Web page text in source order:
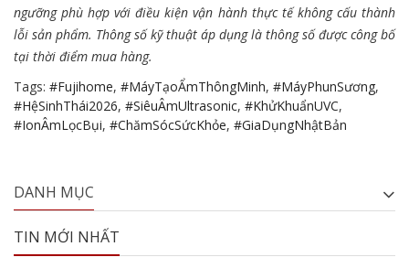
ngưỡng phù hợp với điều kiện vận hành thực tế không cấu thành
lỗi sản phẩm. Thông số kỹ thuật áp dụng là thông số được công bố
tại thời điểm mua hàng.
Tags: #Fujihome, #MáyTạoẨmThôngMinh, #MáyPhunSương,
#HệSinhThái2026, #SiêuÂmUltrasonic, #KhửKhuẩnUVC,
#IonÂmLọcBụi, #ChămSócSứcKhỏe, #GiaDụngNhậtBản
DANH MỤC
TIN MỚI NHẤT